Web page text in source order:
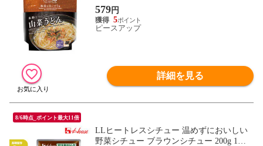
応 フォーク付 尾西 アルファ米 おいしい
防災食 アルファ化米 アルファー米 非常食
セット お米
579円
5
ピースアップ
詳細を見る
8/6時点_ポイント最大11倍
LLヒートレスシチュー 温めずにおいしい
野菜シチュー ブラウンシチュー 200g 1袋